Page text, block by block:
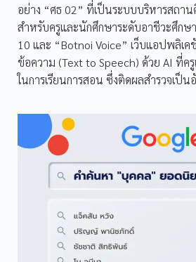
อย่าง “ศธ 02” ที่เป็นระบบบริหารสถา
สำหรับครูและนักศึกษาระดับอาชีวะศึก
10 และ “Botnoi Voice” เว็บแอปพลิเค
ข้อความ (Text to Speech) ด้วย AI ที่ค
ในการเรียนการสอน ซึ่งติดผลสำรวจเป็